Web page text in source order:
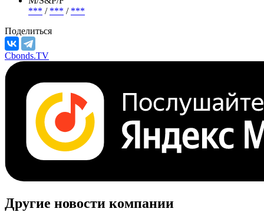
*** / *** / ***
Поделиться
Cbonds.TV
Другие новости компании